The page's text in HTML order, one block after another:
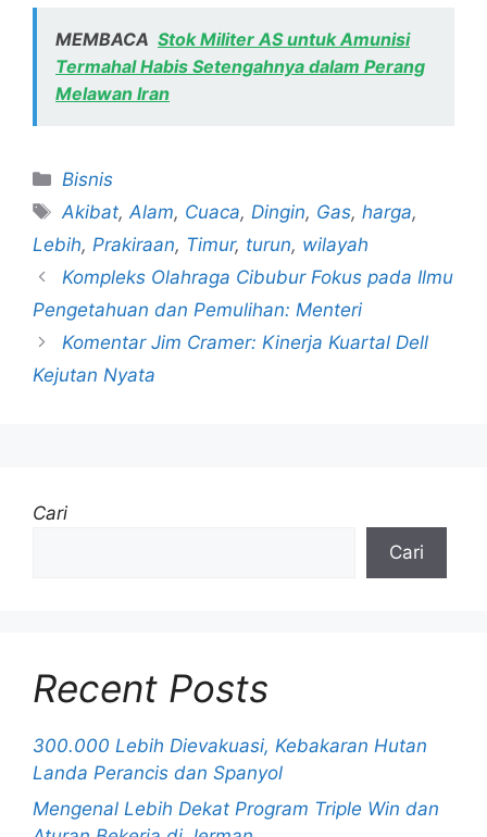
MEMBACA Stok Militer AS untuk Amunisi
Termahal Habis Setengahnya dalam Perang
Melawan Iran
Kategori
Bisnis
Tag
Akibat,Alam, Cuaca, Dingin, Gas,harga,
Lebih, Prakiraan, Timur, turun, wilayah
Kompleks Olahraga Cibubur Fokus pada Ilmu
Pengetahuan dan Pemulihan: Menteri
Komentar Jim Cramer: Kinerja Kuartal Dell
Kejutan Nyata
Cari
Cari
Recent Posts
300.000 Lebih Dievakuasi, Kebakaran Hutan
Landa Perancis dan Spanyol
Mengenal Lebih Dekat Program Triple Win dan